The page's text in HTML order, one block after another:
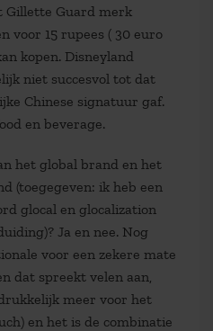
Gillette Guard merk
voor 15 rupees ( 30 euro
kopen. Disneyland
niet succesvol tot dat
Chinese signatuur gaf.
en beverage.
het global brand en het
(toegegeven: ik heb een
glocal en glocalization
Ja en nee. Nog
voor een zekere mate
dat spreekt velen aan,
meer voor het
en het is de combinatie